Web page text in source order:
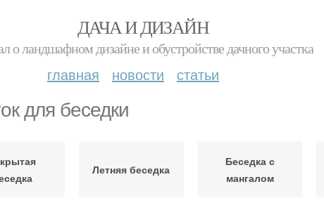
ДАЧА И ДИЗАЙН
о ландшафном дизайне и обустройстве дачного участка
главная новости статьи
для беседки
Летняя беседка
Беседка с
мангалом